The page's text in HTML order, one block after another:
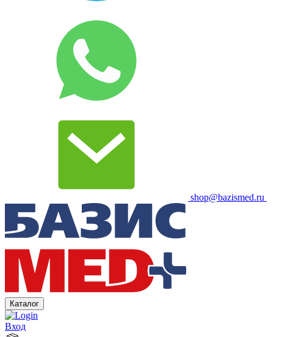
shop@bazismed.ru
Каталог
Вход